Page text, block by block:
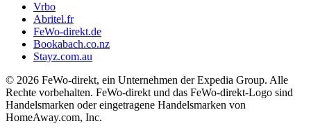
Vrbo
Abritel.fr
FeWo-direkt.de
Bookabach.co.nz
Stayz.com.au
© 2026 FeWo-direkt, ein Unternehmen der Expedia Group. Alle
Rechte vorbehalten. FeWo-direkt und das FeWo-direkt-Logo sind
Handelsmarken oder eingetragene Handelsmarken von
HomeAway.com, Inc.